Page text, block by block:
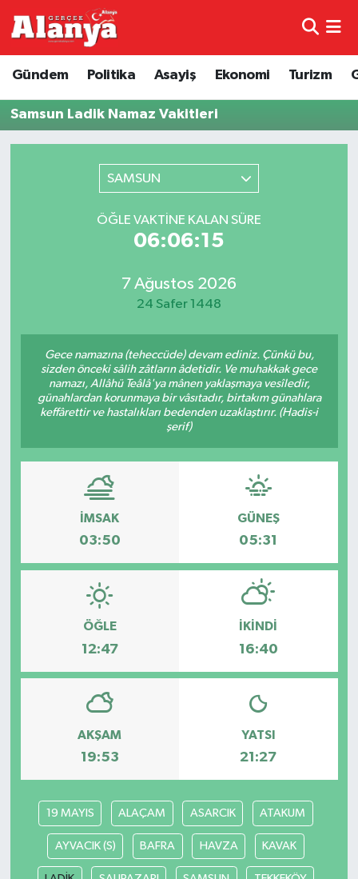
Gündem Politika Asayiş Ekonomi Turizm
Samsun Ladik Namaz Vakitleri
SAMSUN
ÖĞLE VAKTINE KALAN SÜRE
06:06:15
7 Ağustos 2026
24 Safer 1448
Gece namazına (teheccüde) devam ediniz. Çünkü bu,
sizden önceki sâlih zâtların âdetidir. Ve muhakkak gece
namazı, Allâhü Teâlâ'ya mânen yaklaşmaya vesîledir,
günahlardan korunmaya bir vâsıtadır, birtakım günahlara
keffârettir ve hastalıkları bedenden uzaklaştırır. (Hadis-i
şerif)
İMSAK
03:50
GÜNEŞ
05:31
ÖĞLE
12:47
İKINDI
16:40
AKŞAM
19:53
YATSI
21:27
19 MAYIS ALAÇAM ASARCIK ATAKUM
AYVACIK (S) BAFRA HAVZA KAVAK
Genel
Bilim
Bilim ve Teknoloji
Gizlilik İlkeleri - Privacy Policy
Politika
Trafik Durumu
Süper Lig Puan Durumu ve Fikstür
Tüm Manşetler
Son Dakika Haberleri